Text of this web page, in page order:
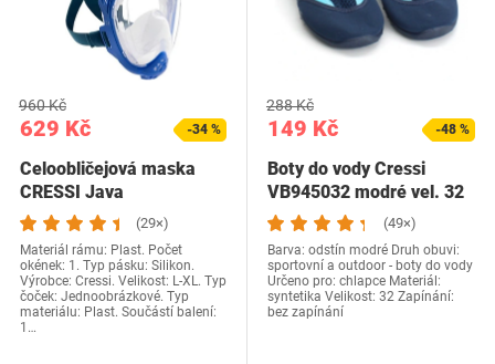
629 Kč
960 Kč
-34 %
Celoobličejová maska
CRESSI Java
modrá/modro-
tmavomodrá…
(29×)
Materiál rámu: Plast. Počet
okének: 1. Typ pásku: Silikon.
Výrobce: Cressi. Velikost: L-XL. Typ
čoček: Jednoobrázkové. Typ
materiálu: Plast. Součástí balení:
1…
149 Kč
288 Kč
-48 %
Boty do vody Cressi
VB945032 modré vel. 32
(49×)
Barva: odstín modré Druh obuvi:
sportovní a outdoor - boty do vody
Určeno pro: chlapce Materiál:
syntetika Velikost: 32 Zapínání:
bez zapínání